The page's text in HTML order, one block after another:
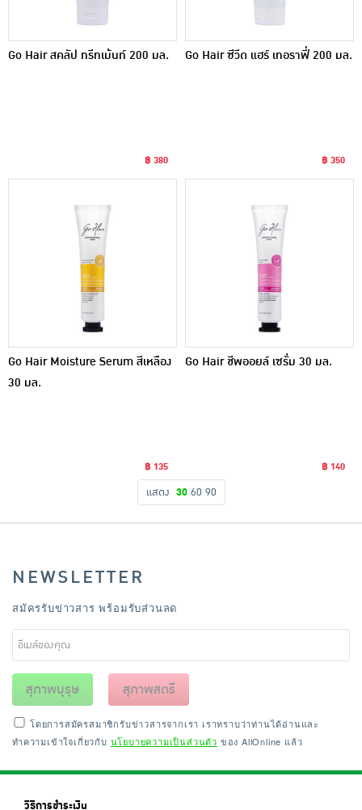
Go Hair สคลัป ทรีทเม้นท์ 200 มล.
฿ 380
Go Hair ซีวีด แฮร์ เทอราฟี่ 200 มล.
฿ 350
Go Hair Moisture Serum สีเหลือง
30 มล.
฿ 135
Go Hair ชีพออยล์ เซรั่ม 30 มล.
฿ 140
แสดง 30 60 90
NEWSLETTER
สมัครรับข่าวสาร พร้อมรับส่วนลด
สุภาพบุรุษ สุภาพสตรี
โดยการสมัครสมาชิกรับข่าวสารจากเรา เราทราบว่าท่านได้อ่านและ
ทำความเข้าใจเกี่ยวกับ นโยบายความเป็นส่วนตัว ของ AllOnline แล้ว
วิธีการชำระเงิน